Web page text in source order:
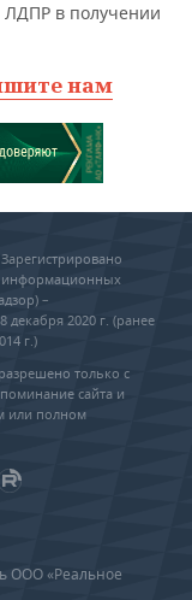
ЛДПР в получении
нам
информационных
–
2020 г. (ранее
г.)
только с
сайта и
или полном
ООО «Реальное